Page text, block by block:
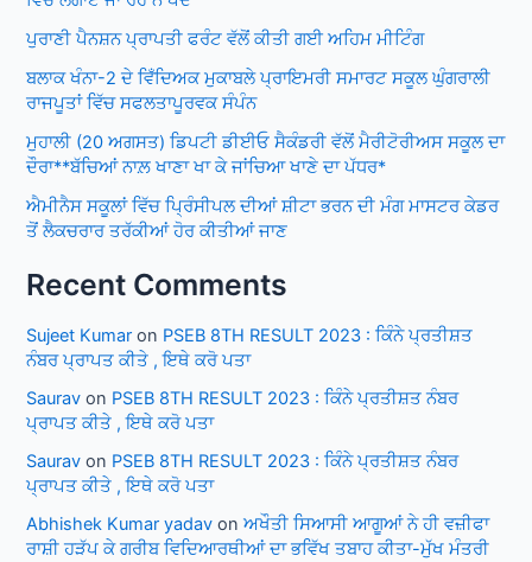
ਪੁਰਾਣੀ ਪੈਨਸ਼ਨ ਪ੍ਰਾਪਤੀ ਫਰੰਟ ਵੱਲੋਂ ਕੀਤੀ ਗਈ ਅਹਿਮ ਮੀਟਿੰਗ
ਬਲਾਕ ਖੰਨਾ-2 ਦੇ ਵਿਁਦਿਅਕ ਮੁਕਾਬਲੇ ਪ੍ਰਾਇਮਰੀ ਸਮਾਰਟ ਸਕੂਲ ਘੁੰਗਰਾਲੀ
ਰਾਜਪੂਤਾਂ ਵਿੱਚ ਸਫਲਤਾਪੂਰਵਕ ਸੰਪੰਨ
ਮੁਹਾਲੀ (20 ਅਗਸਤ) ਡਿਪਟੀ ਡੀਈਓ ਸੈਕੰਡਰੀ ਵੱਲੋਂ ਮੈਰੀਟੋਰੀਅਸ ਸਕੂਲ ਦਾ
ਦੌਰਾ**ਬੱਚਿਆਂ ਨਾਲ਼ ਖਾਣਾ ਖਾ ਕੇ ਜਾਂਚਿਆ ਖਾਣੇ ਦਾ ਪੱਧਰ*
ਐਮੀਨੈਸ ਸਕੂਲਾਂ ਵਿੱਚ ਪ੍ਰਿੰਸੀਪਲ ਦੀਆਂ ਸ਼ੀਟਾ ਭਰਨ ਦੀ ਮੰਗ ਮਾਸਟਰ ਕੇਡਰ
ਤੋਂ ਲੈਕਚਰਾਰ ਤਰੱਕੀਆਂ ਹੋਰ ਕੀਤੀਆਂ ਜਾਣ
Recent Comments
Sujeet Kumar on PSEB 8TH RESULT 2023 : ਕਿੰਨੇ ਪ੍ਰਤੀਸ਼ਤ
ਨੰਬਰ ਪ੍ਰਾਪਤ ਕੀਤੇ , ਇਥੇ ਕਰੋ ਪਤਾ
Saurav on PSEB 8TH RESULT 2023 : ਕਿੰਨੇ ਪ੍ਰਤੀਸ਼ਤ ਨੰਬਰ
ਪ੍ਰਾਪਤ ਕੀਤੇ , ਇਥੇ ਕਰੋ ਪਤਾ
Saurav on PSEB 8TH RESULT 2023 : ਕਿੰਨੇ ਪ੍ਰਤੀਸ਼ਤ ਨੰਬਰ
ਪ੍ਰਾਪਤ ਕੀਤੇ , ਇਥੇ ਕਰੋ ਪਤਾ
Abhishek Kumar yadav onਅਖੌਤੀ ਸਿਆਸੀ ਆਗੂਆਂ ਨੇ ਹੀ ਵਜ਼ੀਫਾ
ਰਾਸ਼ੀ ਹੜੱਪ ਕੇ ਗਰੀਬ ਵਿਦਿਆਰਥੀਆਂ ਦਾ ਭਵਿੱਖ ਤਬਾਹ ਕੀਤਾ-ਮੁੱਖ ਮੰਤਰੀ